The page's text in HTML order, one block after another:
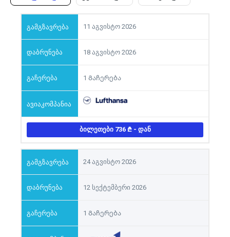
11 აგვისტო 2026
18 აგვისტო 2026
1 Გაჩერება
ᲑᲘᲚᲔᲗᲔᲑᲘ 736 - ᲓᲐᲜ
24 აგვისტო 2026
12 სექტემბერი 2026
1 Გაჩერება